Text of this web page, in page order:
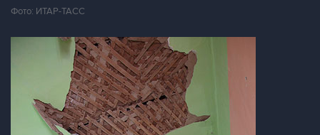
Фото: ИТАР-ТАСС